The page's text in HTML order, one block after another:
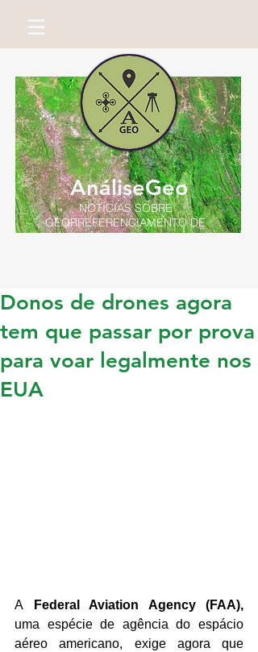
AnáliseGeo
NOTÍCIAS SOBRE
GEORREFERENCIAMENTO DE
IMÓVEIS RURAIS
Donos de drones agora
tem que passar por prova
para voar legalmente nos
EUA
A Federal Aviation Agency (FAA),
uma espécie de agência do espácio
aéreo americano, exige agora que